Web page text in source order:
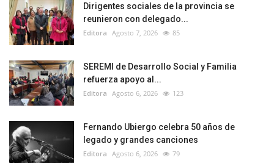
Dirigentes sociales de la provincia se
reunieron con delegado...
Editora Agosto 7, 2026 85
SEREMI de Desarrollo Social y Familia
refuerza apoyo al...
Editora Agosto 6, 2026 123
Fernando Ubiergo celebra 50 años de
legado y grandes canciones
Editora Agosto 6, 2026 79